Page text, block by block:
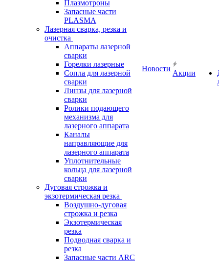
Плазмотроны
Запасные части
PLASMA
Лазерная сварка, резка и
очистка
Аппараты лазерной
сварки
Горелки лазерные
Сопла для лазерной
сварки
Линзы для лазерной
сварки
Ролики подающего
механизма для
лазерного аппарата
Каналы
направляющие для
лазерного аппарата
Уплотнительные
кольца для лазерной
сварки
Дуговая строжка и
экзотермическая резка
Воздушно-дуговая
строжка и резка
Экзотермическая
резка
Подводная сварка и
резка
Запасные части ARC
Новости
Акции